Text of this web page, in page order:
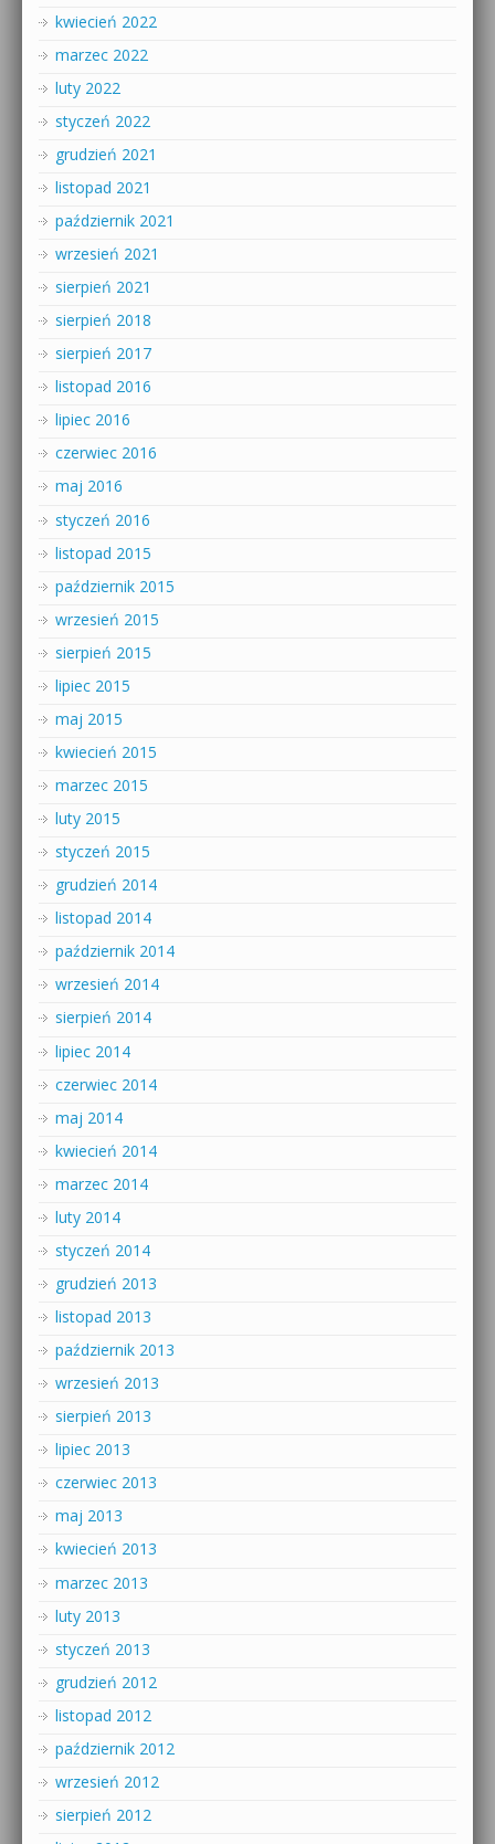
kwiecień 2022
marzec 2022
luty 2022
styczeń 2022
grudzień 2021
listopad 2021
październik 2021
wrzesień 2021
sierpień 2021
sierpień 2018
sierpień 2017
listopad 2016
lipiec 2016
czerwiec 2016
maj 2016
styczeń 2016
listopad 2015
październik 2015
wrzesień 2015
sierpień 2015
lipiec 2015
maj 2015
kwiecień 2015
marzec 2015
luty 2015
styczeń 2015
grudzień 2014
listopad 2014
październik 2014
wrzesień 2014
sierpień 2014
lipiec 2014
czerwiec 2014
maj 2014
kwiecień 2014
marzec 2014
luty 2014
styczeń 2014
grudzień 2013
listopad 2013
październik 2013
wrzesień 2013
sierpień 2013
lipiec 2013
czerwiec 2013
maj 2013
kwiecień 2013
marzec 2013
luty 2013
styczeń 2013
grudzień 2012
listopad 2012
październik 2012
wrzesień 2012
sierpień 2012